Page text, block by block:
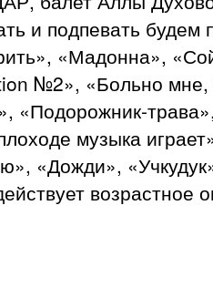
и подпевать
«Мадонна»,
№2», «Больно
«Подорожник-
музыка
«Дожди»,
возрастное